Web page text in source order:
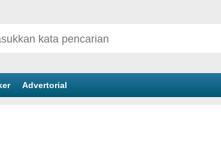
Advertorial